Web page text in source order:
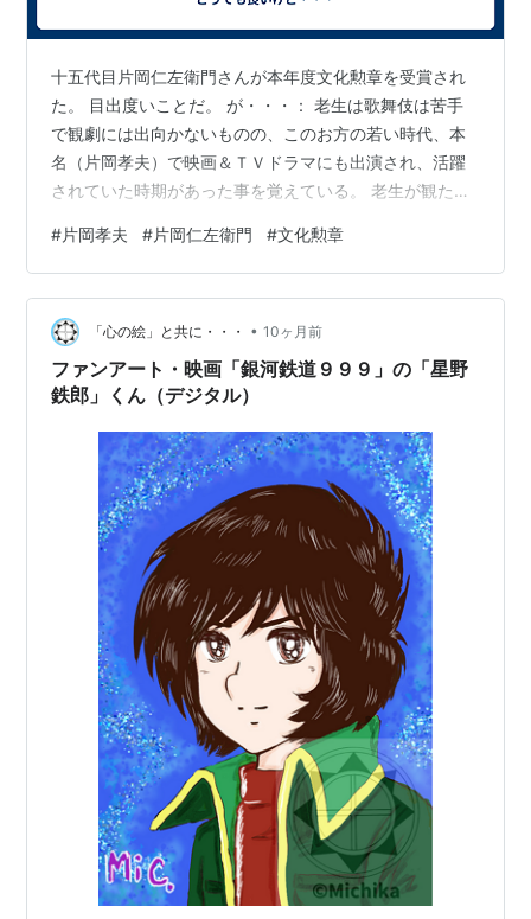
十五代目片岡仁左衛門さんが本年度文化勲章を受賞され
た。 目出度いことだ。 が・・・： 老生は歌舞伎は苦手
で観劇には出向かないものの、このお方の若い時代、本
名（片岡孝夫）で映画＆ＴＶドラマにも出演され、活躍
されていた時期があった事を覚えている。 老生が観た中
円月殺法" ・期間：１９８１年１１月２４日～１９８３年
３月３０日（全９回） ・テレビ東京系列 ・放映日＆時
刻：毎週水曜日２１：００－２１：５４ ・ジャンル：連
続時代劇 ・柴田錬三郎："眠狂四郎 孤剣五十三次" を原作
とするシリーズ 狂四郎役は、老生には故・市川雷蔵版が
ドンピシャ感だが、片岡孝…
#片岡孝夫 #片岡仁左衛門 #文化勲章
「心の絵」と共に・・・ • 10ヶ月前
ファンアート・映画「銀河鉄道９９９」の「星野
鉄郎」くん（デジタル）